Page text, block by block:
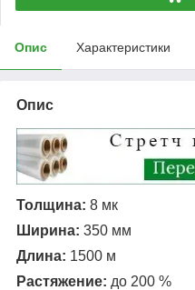
Опис Характеристики
Опис
Толщина: 8 мк
Ширина: 350 мм
Длина: 1500 м
Растяжение: до 200 %